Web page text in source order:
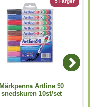
5 Färger
Märkpenna Artline 90
snedskuren 10st/set